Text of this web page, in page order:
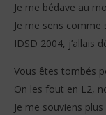
Je me bédave au
Je me sens comme
IDSD 2004, j’allais
Vous êtes tombés
On les fout en L2,
Je me souviens